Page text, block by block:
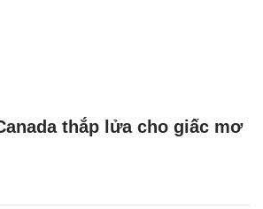
thắp lửa cho giấc mơ